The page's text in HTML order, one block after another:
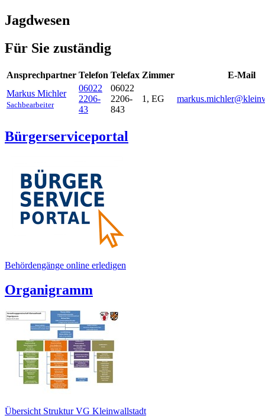
Jagdwesen
Für Sie zuständig
Ansprechpartner Telefon Telefax Zimmer
E-Mail
Markus Michler
Sachbearbeiter
06022
2206-
43
06022
2206-
843
1, EG
Bürgerserviceportal
Behördengänge online erledigen
Organigramm
Übersicht Struktur VG Kleinwallstadt